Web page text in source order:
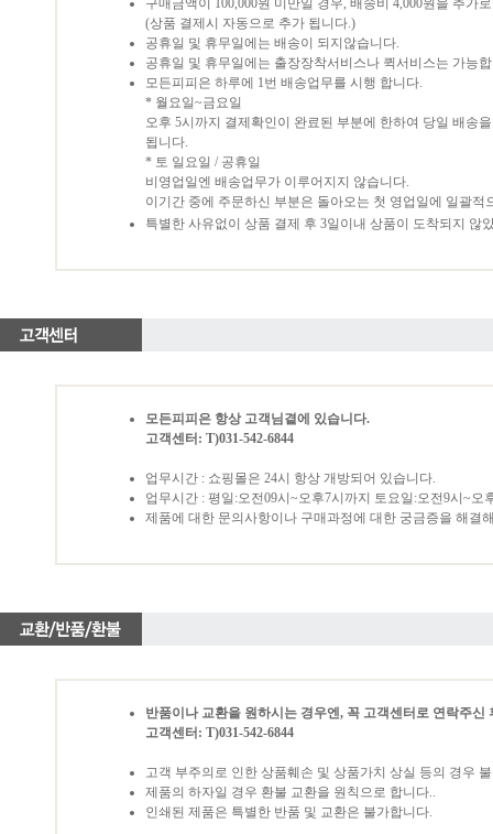
구매금액이 100,000원 미만일 경우, 배송비 4,000원을 추가
(상품 결제시 자동으로 추가 됩니다.)
공휴일 및 휴무일에는 배송이 되지않습니다.
공휴일 및 휴무일에는 출장장착서비스나 퀵서비스는 가능
모든피피은 하루에 1번 배송업무를 시행 합니다.
* 월요일~금요일
오후 5시까지 결제확인이 완료된 부분에 한하여 당일 배송
됩니다.
* 토 일요일 / 공휴일
비영업일엔 배송업무가 이루어지지 않습니다.
이기간 중에 주문하신 부분은 돌아오는 첫 영업일에 일괄적
특별한 사유없이 상품 결제 후 3일이내 상품이 도착되지 않
모든피피은 항상 고객님곁에 있습니다.
고객센터: T)031-542-6844
업무시간 : 쇼핑몰은 24시 항상 개방되어 있습니다.
업무시간 : 평일:오전09시~오후7시까지 토요일:오전9시~오
제품에 대한 문의사항이나 구매과정에 대한 궁금증을 해결
반품이나 교환을 원하시는 경우엔, 꼭 고객센터로 연락주
고객센터: T)031-542-6844
고객 부주의로 인한 상품훼손 및 상품가치 상실 등의 경우
제품의 하자일 경우 환불 교환을 원칙으로 합니다..
인쇄된 제품은 특별한 반품 및 교환은 불가합니다.